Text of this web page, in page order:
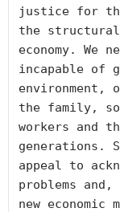
justice for
the
economy. We
incapable of
environment,
the family,
workers and
generations.
appeal to
problems
new